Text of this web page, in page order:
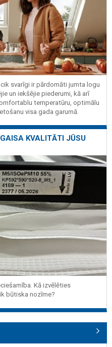
svarīgi ir pārdomāti jumta logu
un iekšējie piederumi, kā arī
temperatūru, optimālu
visa gada garumā.
KVALITĀTI JŪSU
Kā izvēlēties
būtiska nozīme?